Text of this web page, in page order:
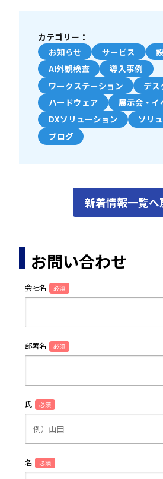
カテゴリー：
お知らせ
サービス
AI外観検査
導入事例
ワークステーション
デス
ハードウェア
展示会・イ
DXソリューション
ソリ
ブログ
新着情報一覧へ
お問い合わせ
会社名 必須
部署名 必須
氏 必須
名 必須